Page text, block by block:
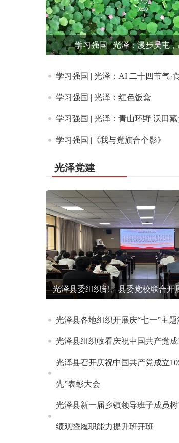
学习强国 | 光泽：漫步吴屯
学习强国 | 光泽：AI 二十四节气
学习强国 | 光泽：红色饭盒
学习强国 | 光泽：青山环野 沃田藏
学习强国 |《我与党旗合个影》
光泽党建
光泽县委组织部、县委党校联合开
光泽县各地组织开展庆“七一”主题
光泽县组织收看庆祝中国共产党
光泽县召开庆祝中国共产党成立
先”表彰大会
光泽县新一届乡镇领导班子成员
绩观暨履职能力提升班开班